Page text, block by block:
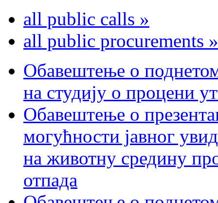
all public calls »
all public procurements »
Обавештење о поднетом
на студију о процени
Обавештење о
могућности јавног
на животну средину
отпада